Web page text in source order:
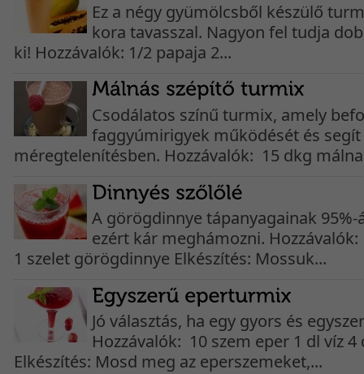
Ez a négy gyümölcsből készülő
kora tavasszal. Nagyon fel tudja
ki! Hozzávalók: 1/2 papaja 2...
Csodálatos színű turmix, amely
faggyúmirigyek működését és segít
méregtelenítésben. Hozzávalók: 15 dkg
A görögdinnye tápanyagainak
ezért kár meghámozni.
1 szelet görögdinnye Elkészítés: Mossuk...
Jó választás, ha egy gyors és
Hozzávalók: 10 szem eper 1 dl víz
Elkészítés: Mosd meg az eperszemeket,...